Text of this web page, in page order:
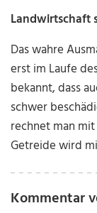
Landwirtschaft
Das wahre
erst im Laufe
bekannt, dass
schwer
rechnet man
Getreide wird
Kommentar